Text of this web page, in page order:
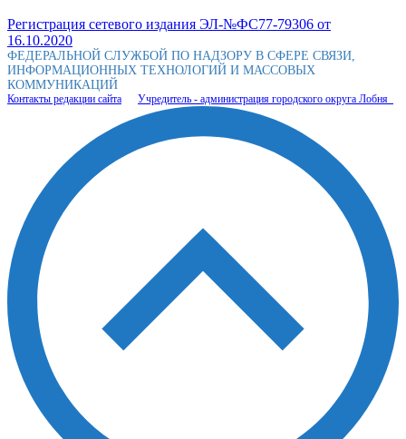
Регистрация сетевого издания ЭЛ-№ФС77-79306 от
16.10.2020
ФЕДЕРАЛЬНОЙ СЛУЖБОЙ ПО НАДЗОРУ В СФЕРЕ СВЯЗИ,
ИНФОРМАЦИОННЫХ ТЕХНОЛОГИЙ И МАССОВЫХ
КОММУНИКАЦИЙ
Контакты редакции сайта Учредитель - администрация городского округа Лобня